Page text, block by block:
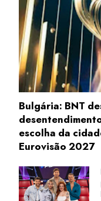
Bulgária: BNT
escolha da
Eurovisão 2027